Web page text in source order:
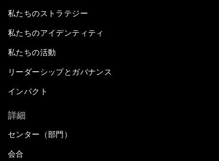
私たちのストラテジー
私たちのアイデンティティ
私たちの活動
リーダーシップとガバナンス
インパクト
詳細
センター（部門）
会合